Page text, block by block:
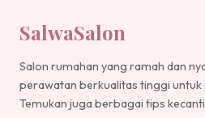
SalwaSalon
Salon rumahan yang ramah dan
perawatan berkualitas tinggi untuk
Temukan juga berbagai tips